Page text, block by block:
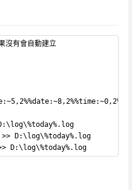
沒有會自動建立
D:\log\%today%.log
D:\log\%today%.log